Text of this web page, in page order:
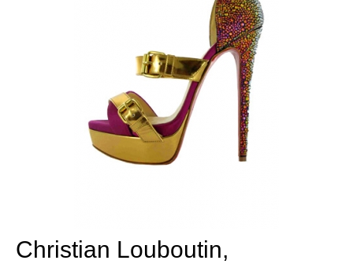
Christian Louboutin,